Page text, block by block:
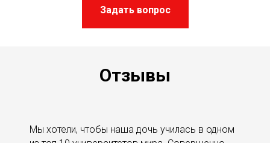
Задать вопрос
Отзывы
Мы хотели, чтобы наша дочь училась в одном